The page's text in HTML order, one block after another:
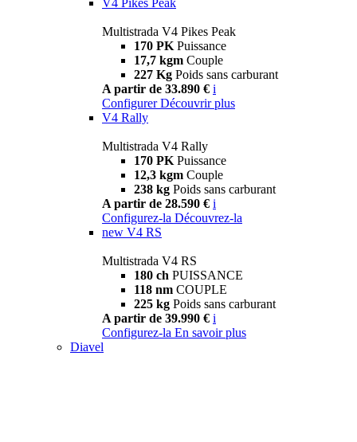
Multistrada V4 Pikes Peak
170 PK Puissance
17,7 kgm Couple
227 Kg Poids sans carburant
A partir de 33.890 € i
Configurer Découvrir plus
V4 Rally
Multistrada V4 Rally
170 PK Puissance
12,3 kgm Couple
238 kg Poids sans carburant
A partir de 28.590 € i
Configurez-la Découvrez-la
new V4 RS
Multistrada V4 RS
180 ch PUISSANCE
118 nm COUPLE
225 kg Poids sans carburant
A partir de 39.990 € i
Configurez-la En savoir plus
Diavel